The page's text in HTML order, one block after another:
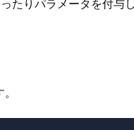
たりパラメータを付与